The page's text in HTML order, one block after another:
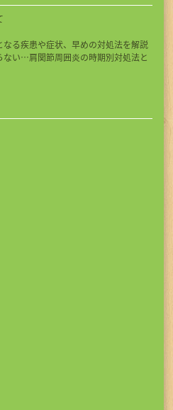
る疾患や症状、早めの対処法を解説
ない…肩関節周囲炎の時期別対処法と